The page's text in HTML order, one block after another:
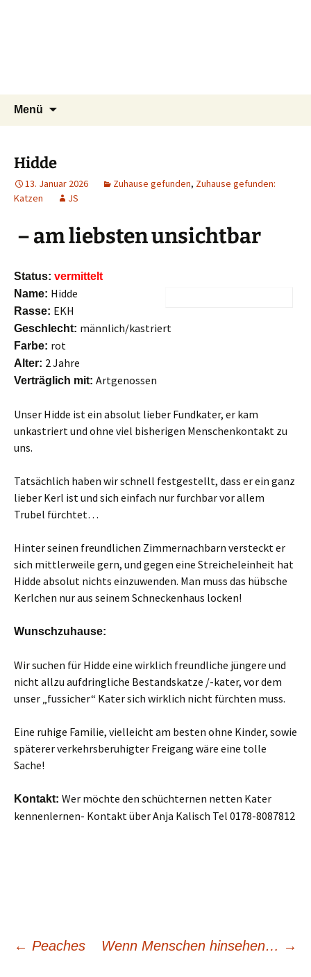
Tier Natur und Artenschutz
Siebengebirge e.V.
Tierschutzverein seit 1985 im
Siebengebirge – Orscheider
Menü
Hidde
13. Januar 2026 Zuhause gefunden, Zuhause gefunden:
Katzen
JS
– am liebsten unsichtbar
Status: vermittelt
Name: Hidde
Rasse: EKH
Geschlecht: männlich/kastriert
Farbe: rot
Alter: 2 Jahre
Verträglich mit: Artgenossen
Unser Hidde ist ein absolut lieber Fundkater, er kam
unkastriert und ohne viel bisherigen Menschenkontakt zu
uns.
Tatsächlich haben wir schnell festgestellt, dass er ein ganz
lieber Kerl ist und sich einfach nur furchbar vor allem
Trubel fürchtet…
Hinter seinen freundlichen Zimmernachbarn versteckt er
sich mittlerweile gern, und gegen eine Streicheleinheit hat
Hidde absolut nichts einzuwenden. Man muss das hübsche
Kerlchen nur aus seinem Schneckenhaus locken!
Wunschzuhause:
Wir suchen für Hidde eine wirklich freundliche jüngere und
nicht allzu aufdringliche Bestandskatze /-kater, vor dem
unser „fussicher“ Kater sich wirklich nicht fürchten muss.
Eine ruhige Familie, vielleicht am besten ohne Kinder, sowie
späterer verkehrsberuhigter Freigang wäre eine tolle
Sache!
Kontakt: Wer möchte den schüchternen netten Kater
kennenlernen- Kontakt über Anja Kalisch Tel 0178-8087812
Beitragsnavigation
← Peaches Wenn Menschen hinsehen… →